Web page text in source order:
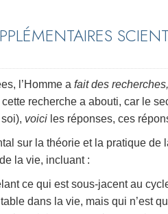
l’Homme a fait des
recherche a abouti, car le
voici les réponses, ces
sur la théorie et la pratique
la vie, incluant :
ce qui est sous-jacent au
dans la vie, mais qui n’est